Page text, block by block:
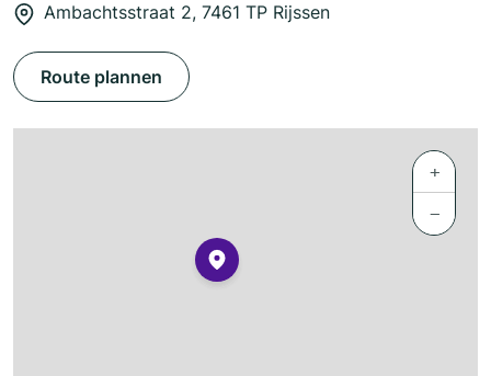
Ambachtsstraat 2, 7461 TP Rijssen
Route plannen
+
−